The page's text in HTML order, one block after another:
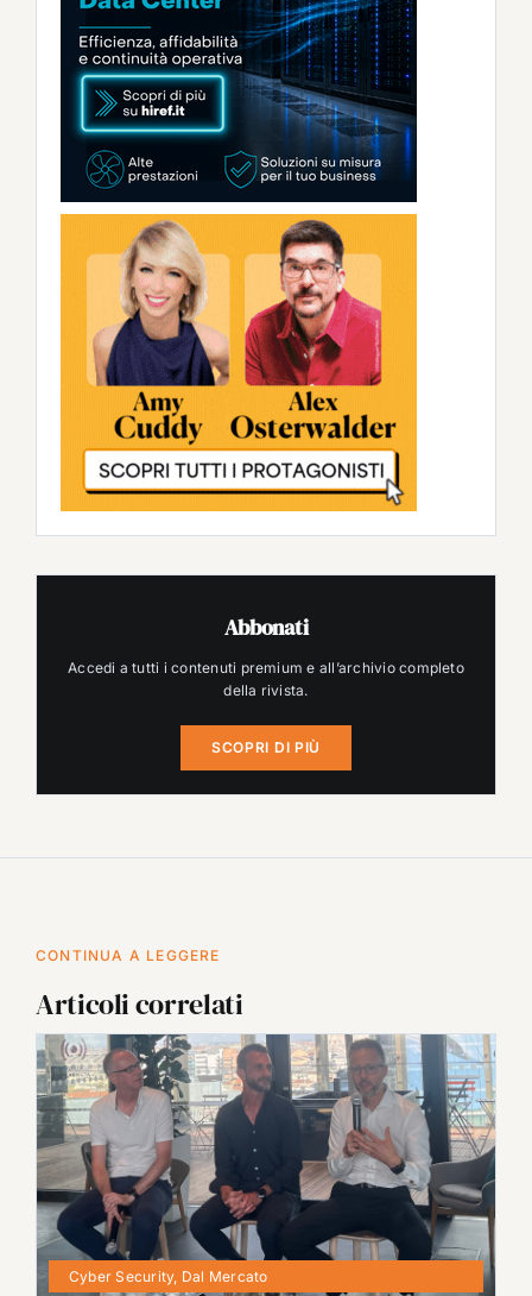
Abbonati
Accedi a tutti i contenuti premium e all’archivio completo
della rivista.
SCOPRI DI PIÙ
CONTINUA A LEGGERE
Articoli correlati
Cyber Security, Dal Mercato